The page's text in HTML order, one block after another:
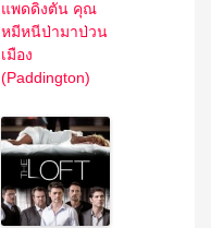
แพดดิงตัน คุณ
หมีหนีป่ามาป่วน
เมือง
(Paddington)